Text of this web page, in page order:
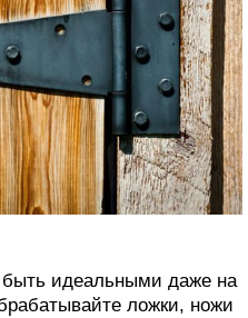
идеальными даже на
ложки, ножи